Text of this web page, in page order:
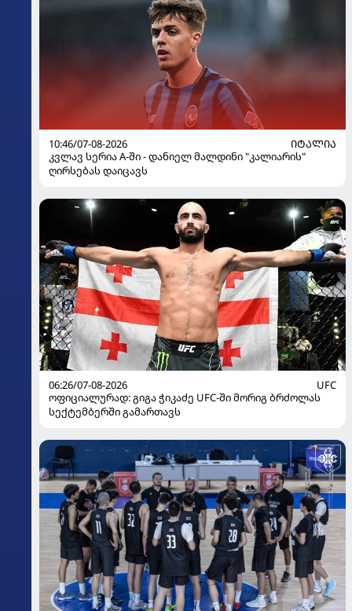
10:46/07-08-2026
ᲘᲢᲐᲚᲘᲐ
კვლავ სერია A-ში - დანიელ მალდინი "კალიარის"
ღირსებას დაიცავს
06:26/07-08-2026
UFC
ოფიციალურად: გიგა ჭიკაძე UFC-ში მორიგ ბრძოლას
სექტემბერში გამართავს